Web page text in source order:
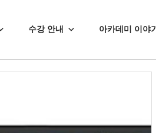
수강 안내 아카데미 이야기